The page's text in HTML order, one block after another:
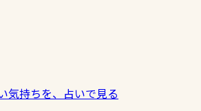
気持ちを、占いで見る